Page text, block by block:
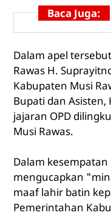
Baca Juga:
Dalam apel
Rawas H.
Kabupaten Musi
Bupati dan Asisten,
jajaran OPD
Musi Rawas.
Dalam
mengucapkan
maaf lahir batin
Pemerintahan